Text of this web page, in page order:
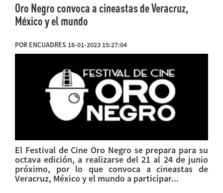
Oro Negro convoca a cineastas de Veracruz,
México y el mundo
POR ENCUADRES 18-01-2023 15:27:04
El Festival de Cine Oro Negro se prepara para su
octava edición, a realizarse del 21 al 24 de junio
próximo, por lo que convoca a cineastas de
Veracruz, México y el mundo a participar...